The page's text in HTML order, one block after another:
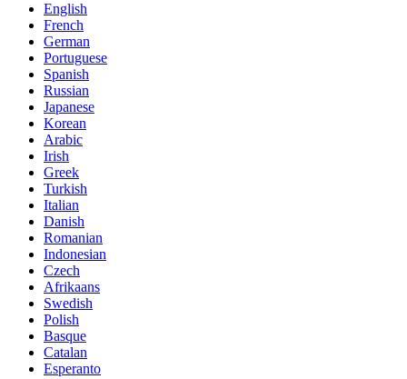
English
French
German
Portuguese
Spanish
Russian
Japanese
Korean
Arabic
Irish
Greek
Turkish
Italian
Danish
Romanian
Indonesian
Czech
Afrikaans
Swedish
Polish
Basque
Catalan
Esperanto